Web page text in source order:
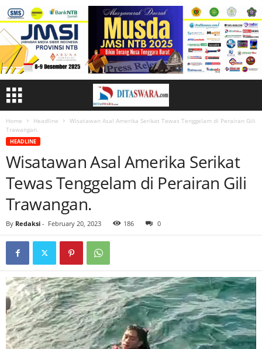
Home Headline
Wisatawan Asal Amerika Serikat Tewas Tenggelam di Perairan Gili
Trawangan.
HEADLINE
Wisatawan Asal Amerika Serikat
Tewas Tenggelam di Perairan Gili
Trawangan.
By Redaksi - February 20, 2023 186 0